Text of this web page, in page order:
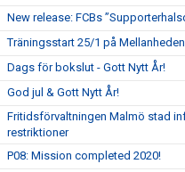
New release: FCBs
Träningsstart 25/1 på
Dags för bokslut - Gott Nytt År!
God jul & Gott Nytt År!
Fritidsförvaltningen Malmö stad
restriktioner
P08: Mission completed 2020!